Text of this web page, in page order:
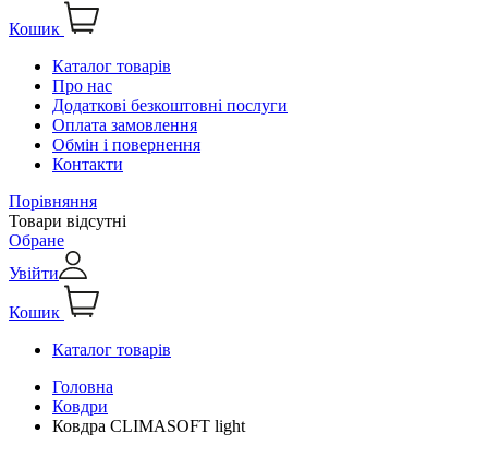
Кошик
Каталог товарів
Про нас
Додаткові безкоштовні послуги
Оплата замовлення
Обмін і повернення
Контакти
Порівняння
Товари відсутні
Обране
Увійти
Кошик
Каталог товарів
Головна
Ковдри
Ковдра CLIMASOFT light